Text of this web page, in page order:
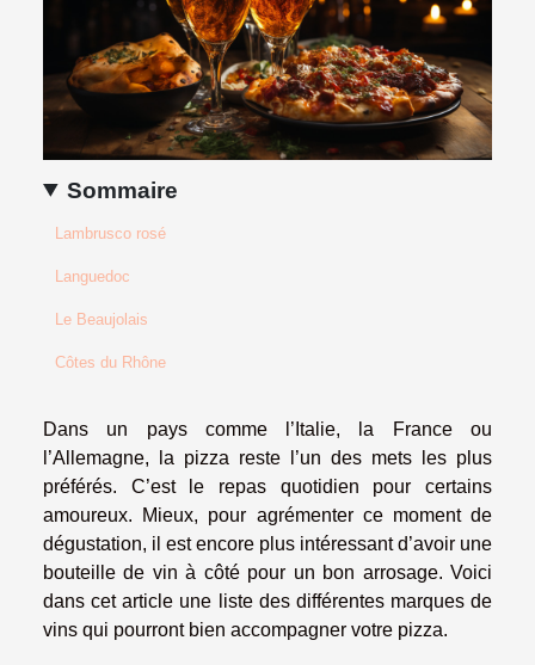
Sommaire
Lambrusco rosé
Languedoc
Le Beaujolais
Côtes du Rhône
Dans un pays comme l’Italie, la France ou
l’Allemagne, la pizza reste l’un des mets les plus
préférés. C’est le repas quotidien pour certains
amoureux. Mieux, pour agrémenter ce moment de
dégustation, il est encore plus intéressant d’avoir une
bouteille de vin à côté pour un bon arrosage. Voici
dans cet article une liste des différentes marques de
vins qui pourront bien accompagner votre pizza.